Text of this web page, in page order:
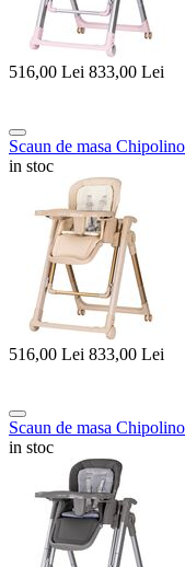
516,00 Lei 833,00 Lei
Scaun de masa
in stoc
516,00 Lei 833,00 Lei
Scaun de masa
in stoc